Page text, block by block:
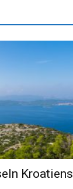
Kroatiens